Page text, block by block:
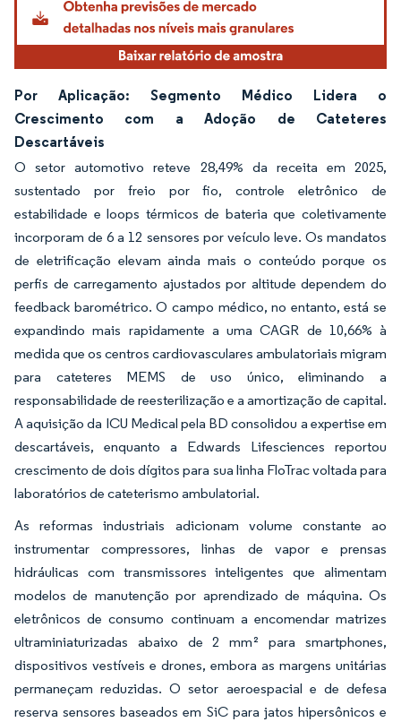
Por Aplicação: Segmento Médico Lidera o
Crescimento com a Adoção de Cateteres
Descartáveis
O setor automotivo reteve 28,49% da receita em 2025,
sustentado por freio por fio, controle eletrônico de
estabilidade e loops térmicos de bateria que coletivamente
incorporam de 6 a 12 sensores por veículo leve. Os mandatos
de eletrificação elevam ainda mais o conteúdo porque os
perfis de carregamento ajustados por altitude dependem do
feedback barométrico. O campo médico, no entanto, está se
expandindo mais rapidamente a uma CAGR de 10,66% à
medida que os centros cardiovasculares ambulatoriais migram
para cateteres MEMS de uso único, eliminando a
responsabilidade de reesterilização e a amortização de capital.
A aquisição da ICU Medical pela BD consolidou a expertise em
descartáveis, enquanto a Edwards Lifesciences reportou
crescimento de dois dígitos para sua linha FloTrac voltada para
laboratórios de cateterismo ambulatorial.
As reformas industriais adicionam volume constante ao
instrumentar compressores, linhas de vapor e prensas
hidráulicas com transmissores inteligentes que alimentam
modelos de manutenção por aprendizado de máquina. Os
eletrônicos de consumo continuam a encomendar matrizes
ultraminiaturizadas abaixo de 2 mm² para smartphones,
dispositivos vestíveis e drones, embora as margens unitárias
permaneçam reduzidas. O setor aeroespacial e de defesa
reserva sensores baseados em SiC para jatos hipersônicos e